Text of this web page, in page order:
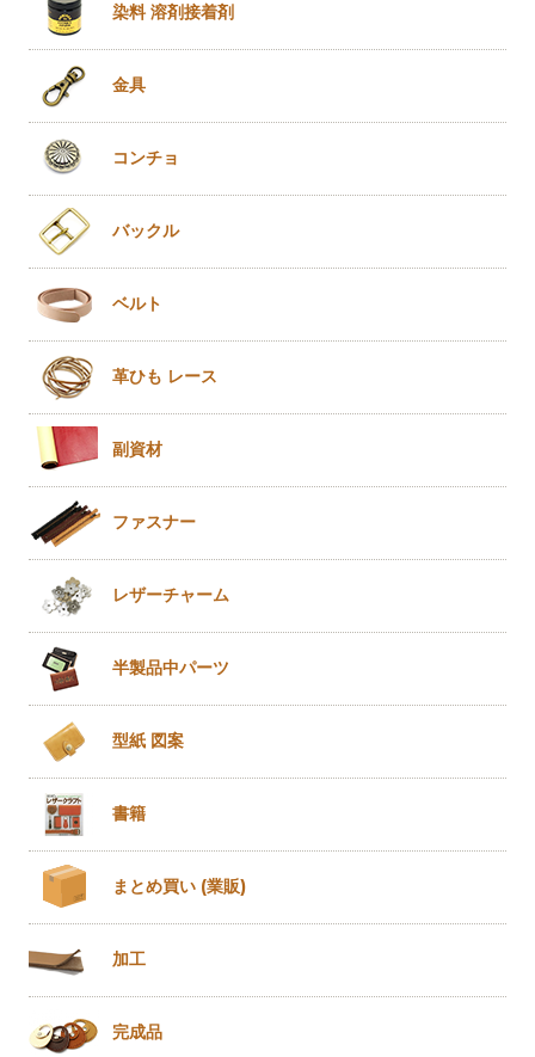
染料 溶剤接着剤
金具
コンチョ
バックル
ベルト
革ひも レース
副資材
ファスナー
レザーチャーム
半製品中パーツ
型紙 図案
書籍
まとめ買い (業販)
加工
完成品